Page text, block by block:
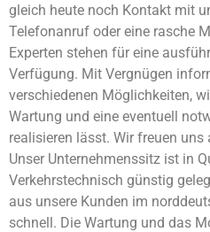
gleich heute noch Kontakt mit
Telefonanruf oder eine rasche
Experten stehen für eine
Verfügung. Mit Vergnügen
verschiedenen Möglichkeiten,
Wartung und eine eventuell
realisieren lässt. Wir freuen
Unser Unternehmenssitz ist in
Verkehrstechnisch günstig
aus unsere Kunden im
schnell. Die Wartung und das